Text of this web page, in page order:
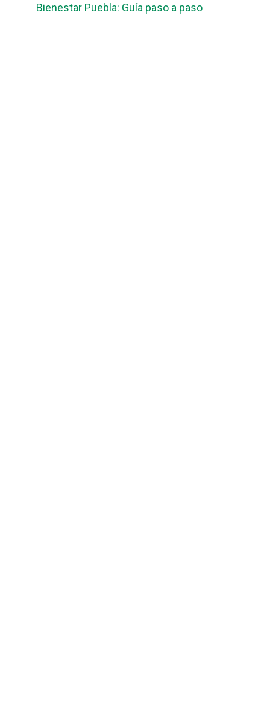
Bienestar Puebla: Guía paso a paso